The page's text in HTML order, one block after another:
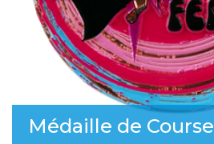
Médaille de